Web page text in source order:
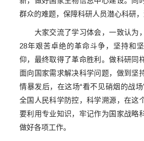
群众的难题，保障科研人员潜心科研，
大家交流了学习体会，一致认为
28年艰苦卓绝的革命斗争，坚持和
仰，最终取得了革命胜利。做科研同
面向国家需求解决科学问题，做到坚
情暴发后，在这场“看不见硝烟的战
全国人民科学防控，科学溯源，在这
要利用专业知识，牢记作为国家战略
做好各项工作。